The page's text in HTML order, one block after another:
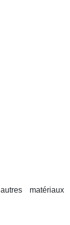
matériaux